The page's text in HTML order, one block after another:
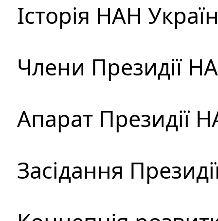
Історія НАН
Члени Президії
Апарат Президії
Засідання